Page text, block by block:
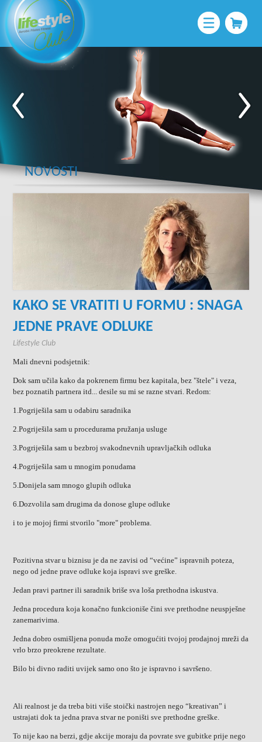
NOVOSTI
KAKO SE VRATITI U FORMU : SNAGA
JEDNE PRAVE ODLUKE
Lifestyle Club
Mali dnevni podsjetnik:
Dok sam učila kako da pokrenem firmu bez kapitala, bez "štele" i veza,
bez poznatih partnera itd... desile su mi se razne stvari. Redom:
1.Pogriješila sam u odabiru saradnika
2.Pogriješila sam u procedurama pružanja usluge
3.Pogriješila sam u bezbroj svakodnevnih upravljačkih odluka
4.Pogriješila sam u mnogim ponudama
5.Donijela sam mnogo glupih odluka
6.Dozvolila sam drugima da donose glupe odluke
i to je mojoj firmi stvorilo "more" problema.
Pozitivna stvar u biznisu je da ne zavisi od “većine” ispravnih poteza,
nego od jedne prave odluke koja ispravi sve greške.
Jedan pravi partner ili saradnik briše sva loša prethodna iskustva.
Jedna procedura koja konačno funkcioniše čini sve prethodne neuspješne
zanemarivima.
Jedna dobro osmišljena ponuda može omogućiti tvojoj prodajnoj mreži da
vrlo brzo preokrene rezultate.
Bilo bi divno raditi uvijek samo ono što je ispravno i savršeno.
Ali realnost je da treba biti više stoički nastrojen nego “kreativan” i
ustrajati dok ta jedna prava stvar ne poništi sve prethodne greške.
To nije kao na berzi, gdje akcije moraju da povrate sve gubitke prije nego